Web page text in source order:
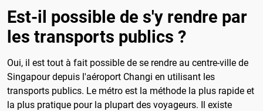
Est-il possible de s'y rendre par
les transports publics ?
Oui, il est tout à fait possible de se rendre au centre-ville de
Singapour depuis l'aéroport Changi en utilisant les
transports publics. Le métro est la méthode la plus rapide et
la plus pratique pour la plupart des voyageurs. Il existe